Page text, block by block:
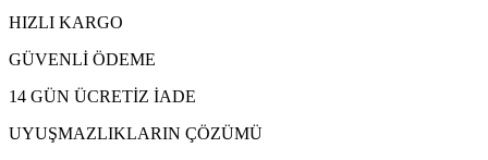
HIZLI KARGO
GÜVENLİ ÖDEME
14 GÜN ÜCRETİZ İADE
UYUŞMAZLIKLARIN ÇÖZÜMÜ